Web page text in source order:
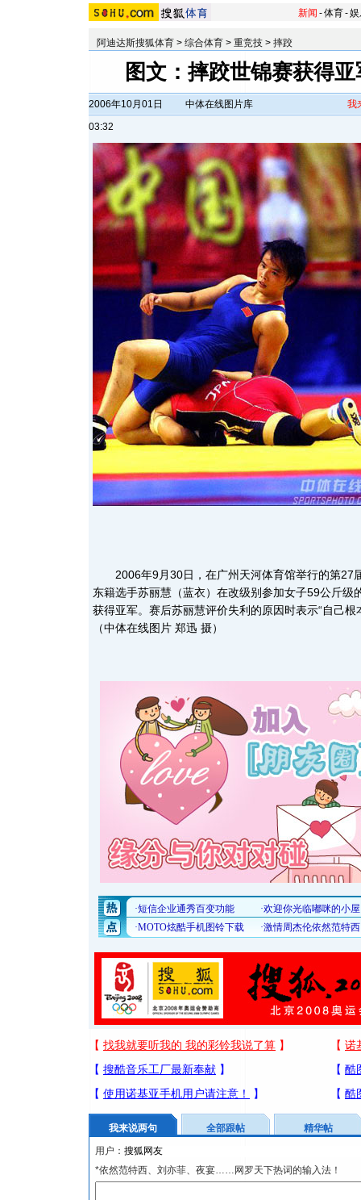
新闻 -体育-
阿迪达斯搜狐体育 > 综合体育 > 重竞技 > 摔跤
图文：摔跤世锦赛获得
2006年10月01日
03:32
中体在线图片库 我
2006年9月30日，在广州天河体育馆举行的第27
东籍选手苏丽慧（蓝衣）在改级别参加女子59公斤级
获得亚军。赛后苏丽慧评价失利的原因时表示“自己
（中体在线图片 郑迅 摄）
我来说两句 全部跟帖
精华帖
用户：
*依然范特西、刘亦菲、夜宴……网罗天下热词的输入法！